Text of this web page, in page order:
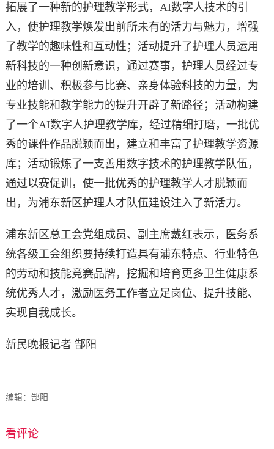
拓展了一种新的护理教学形式，AI数字人技术的引
入，使护理教学焕发出前所未有的活力与魅力，增强
了教学的趣味性和互动性；活动提升了护理人员运用
新科技的一种创新意识，通过赛事，护理人员经过专
业的培训、积极参与比赛、亲身体验科技的力量，为
专业技能和教学能力的提升开辟了新路径；活动构建
了一个AI数字人护理教学库，经过精细打磨，一批优
秀的课件作品脱颖而出，建立和丰富了护理教学资源
库；活动锻炼了一支善用数字技术的护理教学队伍，
通过以赛促训，使一批优秀的护理教学人才脱颖而
出，为浦东新区护理人才队伍建设注入了新活力。
浦东新区总工会党组成员、副主席戴红表示，医务系
统各级工会组织要持续打造具有浦东特点、行业特色
的劳动和技能竞赛品牌，挖掘和培育更多卫生健康系
统优秀人才，激励医务工作者立足岗位、提升技能、
实现自我成长。
新民晚报记者 郜阳
编辑：郜阳
看评论